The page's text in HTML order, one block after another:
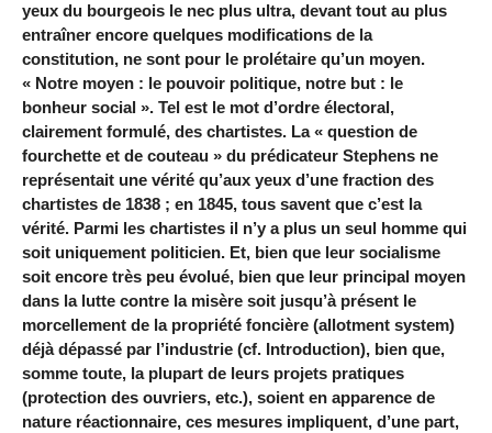
yeux du bourgeois le nec plus ultra, devant tout au plus
entraîner encore quelques modifications de la
constitution, ne sont pour le prolétaire qu’un moyen.
« Notre moyen : le pouvoir politique, notre but : le
bonheur social ». Tel est le mot d’ordre électoral,
clairement formulé, des chartistes. La « question de
fourchette et de couteau » du prédicateur Stephens ne
représentait une vérité qu’aux yeux d’une fraction des
chartistes de 1838 ; en 1845, tous savent que c’est la
vérité. Parmi les chartistes il n’y a plus un seul homme qui
soit uniquement politicien. Et, bien que leur socialisme
soit encore très peu évolué, bien que leur principal moyen
dans la lutte contre la misère soit jusqu’à présent le
morcellement de la propriété foncière (allotment system)
déjà dépassé par l’industrie (cf. Introduction), bien que,
somme toute, la plupart de leurs projets pratiques
(protection des ouvriers, etc.), soient en apparence de
nature réactionnaire, ces mesures impliquent, d’une part,